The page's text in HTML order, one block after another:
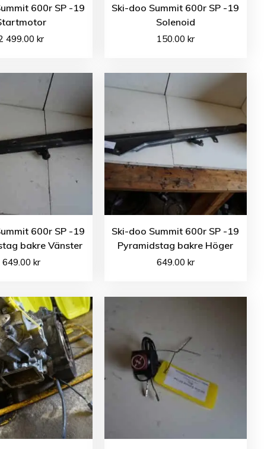
600r SP -19
499.00kr
Ski-doo Summit 600r SP -19
Solenoid
150.00 kr
600r SP -19
bakre Vänster
649.00 kr
Ski-doo Summit 600r SP -19
Pyramidstag bakre Höger
649.00 kr